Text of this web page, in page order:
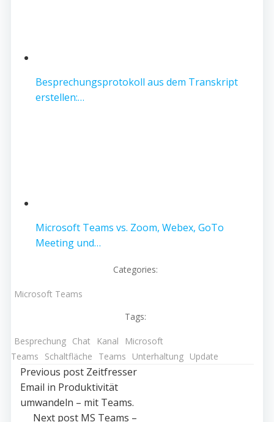
Besprechungsprotokoll aus dem Transkript
erstellen:…
Microsoft Teams vs. Zoom, Webex, GoTo
Meeting und…
Categories:
Microsoft Teams
Tags:
Besprechung Chat Kanal
Microsoft
Teams
Schaltfläche Teams Unterhaltung Update
Post
navigation
Previous post Zeitfresser
Email in Produktivität
umwandeln – mit Teams.
Next post MS Teams –